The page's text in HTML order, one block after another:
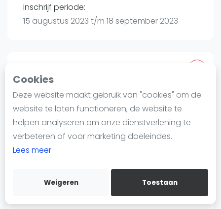
Cookies
Deze website maakt gebruik van "cookies" om de
website te laten functioneren, de website te
helpen analyseren om onze dienstverlening te
verbeteren of voor marketing doeleindes.
Lees meer
Weigeren Toestaan
Blog artikelen
Vragen over padel
Informatie
Over ons
Contact
Adverteren
Insights
WhatsApp
Join WhatsApp Community
Inschrijf periode:
15 augustus 2023 t/m 18 september 2023
Indoor padel Kapelle | KApelle
Vroonlandseweg 47
4421 THKapelle
Routebeschrijving
toernooi.nl
welkom@indoorpadelkapelle.nl